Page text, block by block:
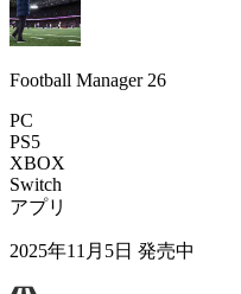
Football Manager 26
PC
PS5
XBOX
Switch
アプリ
2025年11月5日 発売中